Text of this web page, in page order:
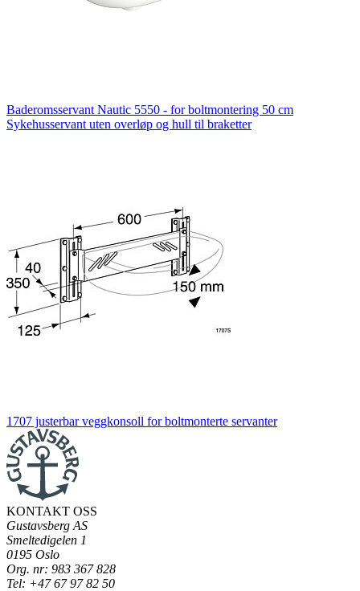
Baderomsservant Nautic 5550 - for boltmontering 50 cm
Sykehusservant uten overløp og hull til braketter
1707 justerbar veggkonsoll for boltmonterte servanter
KONTAKT OSS
Gustavsberg AS
Smeltedigelen 1
0195 Oslo
Org. nr: 983 367 828
Tel: +47 67 97 82 50